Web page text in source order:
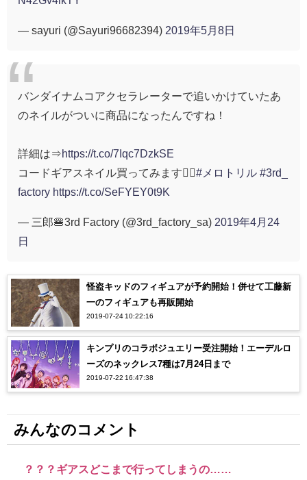
— sayuri (@Sayuri96682394) 2019年5月8日
バンダイナムコアクセラレーターで追いかけていたあ
のネイルがついに商品になったんですね！
詳細は⇒https://t.co/7Iqc7DzkSE
コードギアスネイル買ってみます🙋‍♂️#メロトリル #3rd_
factory https://t.co/SeFYEY0t9K
— 三郎🍔3rd Factory (@3rd_factory_sa) 2019年4月24
日
怪盗キッドのフィギュアが予約開始！併せて工藤新
一のフィギュアも再販開始
2019-07-24 10:22:16
キンプリのコラボジュエリー受注開始！エーデルロ
ーズのネックレス7種は7月24日まで
2019-07-22 16:47:38
みんなのコメント
？？？ギアスどこまで行ってしまうの……